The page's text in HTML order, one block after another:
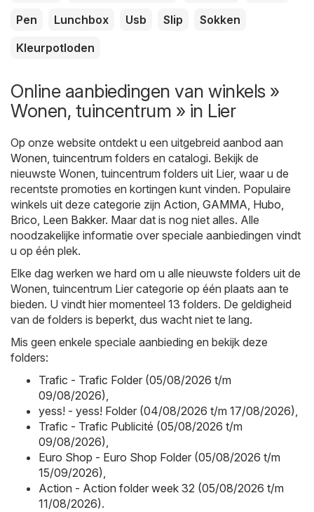
Pen
Lunchbox Usb Slip
Sokken
Kleurpotloden
Online aanbiedingen van winkels »
Wonen, tuincentrum » in Lier
Op onze website ontdekt u een uitgebreid aanbod aan
Wonen, tuincentrum folders en catalogi. Bekijk de
nieuwste Wonen, tuincentrum folders uit Lier, waar u de
recentste promoties en kortingen kunt vinden. Populaire
winkels uit deze categorie zijn Action, GAMMA, Hubo,
Brico, Leen Bakker. Maar dat is nog niet alles. Alle
noodzakelijke informatie over speciale aanbiedingen vindt
u op één plek.
Elke dag werken we hard om u alle nieuwste folders uit de
Wonen, tuincentrum Lier categorie op één plaats aan te
bieden. U vindt hier momenteel 13 folders. De geldigheid
van de folders is beperkt, dus wacht niet te lang.
Mis geen enkele speciale aanbieding en bekijk deze
folders:
Trafic - Trafic Folder (05/08/2026 t/m
09/08/2026),
yess! - yess! Folder (04/08/2026 t/m 17/08/2026),
Trafic - Trafic Publicité (05/08/2026 t/m
09/08/2026),
Euro Shop - Euro Shop Folder (05/08/2026 t/m
15/09/2026),
Action - Action folder week 32 (05/08/2026 t/m
11/08/2026).